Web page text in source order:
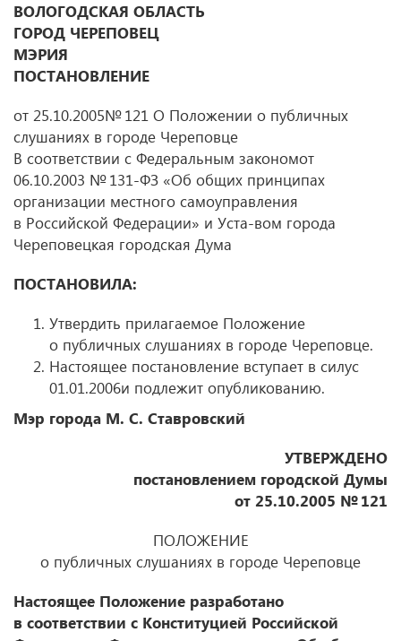
ВОЛОГОДСКАЯ ОБЛАСТЬ
ГОРОД ЧЕРЕПОВЕЦ
МЭРИЯ
ПОСТАНОВЛЕНИЕ
от 25.10.2005№ 121 О Положении о публичных
слушаниях в городе Череповце
В соответствии с Федеральным закономот
06.10.2003 № 131-ФЗ «Об общих принципах
организации местного самоуправления
в Российской Федерации» и Уста-вом города
Череповецкая городская Дума
ПОСТАНОВИЛА:
Утвердить прилагаемое Положение
о публичных слушаниях в городе Череповце.
Настоящее постановление вступает в силус
01.01.2006и подлежит опубликованию.
Мэр города М. С. Ставровский
УТВЕРЖДЕНО
постановлением городской Думы
от 25.10.2005 № 121
ПОЛОЖЕНИЕ
о публичных слушаниях в городе Череповце
Настоящее Положение разработано
в соответствии с Конституцией Российской